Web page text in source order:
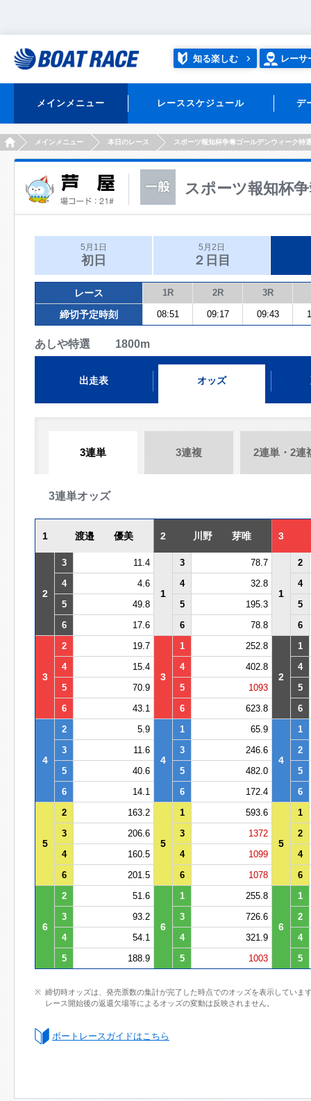
知る楽しむ レーサ
メインメニュー レーススケジュール デ
HOMEメインメニュー 本日のレース スポーツ報知杯争奪ゴールデンウィーク特
スポーツ報知杯
5月1日
初日
5月2日
２日目
レース 1R 2R 3R
締切予定時刻 08:51 09:17 09:43
あしや特選 1800m
出走表 オッズ
3連単 3連複 2連単・2連
3連単オッズ
1 渡邉 優美 2 川野 芽唯 3
2
3 11.4
1
3 78.7
1
2
4
4.6 4 32.8
4
5
49.8 5 195.3
5
6
17.6 6 78.8 6
3
2 19.7
3
1 252.8
2
1
4
15.4 4 402.8
4
5
70.9 5 1093
5
6
43.1 6 623.8 6
4
2 5.9
4
1 65.9
4
1
3
11.6 3 246.6
2
5
40.6 5 482.0
5
6
14.1 6 172.4 6
5
2 163.2
5
1 593.6
5
1
3
206.6 3 1372
2
4
160.5 4 1099
4
6
201.5 6 1078 6
6
2 51.6
6
1 255.8
6
1
3
93.2 3 726.6
2
4
54.1 4 321.9
4
5
188.9 5 1003 5
締切時オッズは、発売票数の集計が完了した時点でのオッズを表示していま
レース開始後の返還欠場等によるオッズの変動は反映されません。
ボートレースガイドはこちら